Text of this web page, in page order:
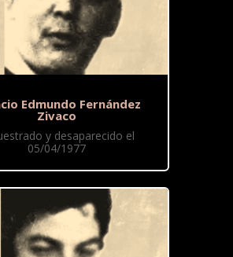
Edmundo Fernández
Zivaco
y desaparecido el
05/04/1977